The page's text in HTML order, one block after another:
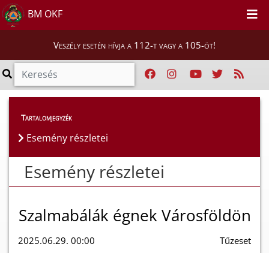
BM OKF
Veszély esetén hívja a 112-t vagy a 105-öt!
Esemény részletei
Tartalomjegyzék
Esemény részletei
Esemény részletei
Szalmabálák égnek Városföldön
2025.06.29. 00:00 Tűzeset